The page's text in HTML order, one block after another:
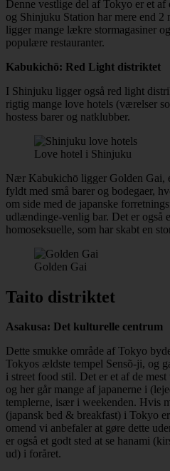
Denne vestlige del af Tokyo er et
og Shinjuku Station har mere end 2
ligger mange lækre stormagasiner
populære restauranter.
Kabukichō: Red Light distriktet
I Shinjuku ligger også red light
rigtig mange love hotels (værelser
hostess barer og natklubber.
Love hotel i Shinjuku
Nær Kabukichō ligger Golden Gai,
fyldt med små barer og bodegaer,
om side med de japanske
udlændinge-venlig bar. Det er også
homoseksuelle, som har skabt en
Golden Gai
Taito distriktet
Asakusa: Det kulturelle centrum
Dette smukke område af Tokyo
Tokyos ældste tempel Sensõ-ji, og
i street food stil. Det er et af de
og her går mange af japanerne i
templerne, især i weekenden. Hvis
(japansk bed & breakfast) i Tokyo
omend vi anbefaler at gøre dette
er også et godt sted at se hanami
ud) i foråret.